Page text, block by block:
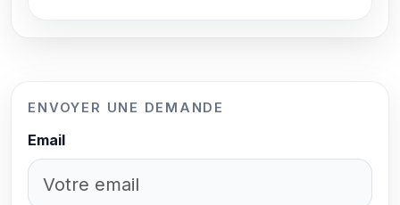
ENVOYER UNE DEMANDE
Email